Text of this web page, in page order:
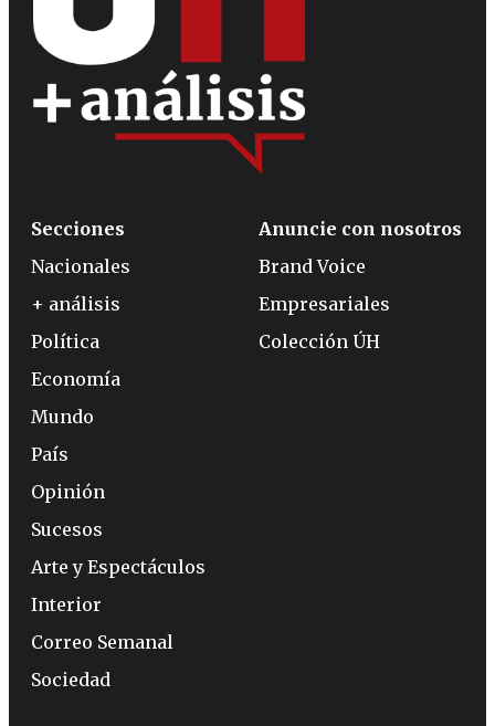
Secciones
Nacionales
+ análisis
Política
Economía
Mundo
País
Opinión
Sucesos
Arte y Espectáculos
Interior
Correo Semanal
Sociedad
Anuncie con nosotros
Brand Voice
Empresariales
Colección ÚH